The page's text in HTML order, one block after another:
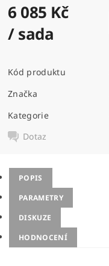
6 085 Kč
/ sada
Kód produktu
Značka
Kategorie
Dotaz
POPIS
PARAMETRY
DISKUZE
HODNOCENÍ